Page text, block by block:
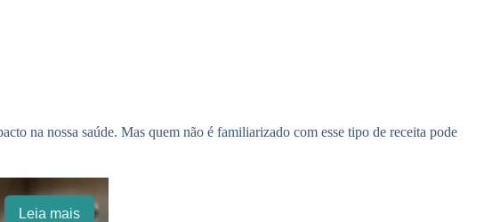
na nossa saúde. Mas quem não é familiarizado com esse tipo de receita pode
Leia mais